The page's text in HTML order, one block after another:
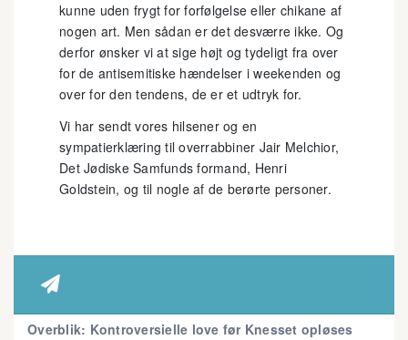
kunne uden frygt for forfølgelse eller chikane af
nogen art. Men sådan er det desværre ikke. Og
derfor ønsker vi at sige højt og tydeligt fra over
for de antisemitiske hændelser i weekenden og
over for den tendens, de er et udtryk for.
Vi har sendt vores hilsener og en
sympatierklæring til overrabbiner Jair Melchior,
Det Jødiske Samfunds formand, Henri
Goldstein, og til nogle af de berørte personer.

Overblik: Kontroversielle love før Knesset opløses